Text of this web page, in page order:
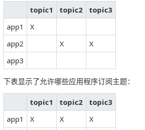
topic1 topic2
topic3
app1
X
app2
X
X
app3
下表显示了允许哪些应用程序订阅主题：
topic1 topic2
topic3
app1
X X
X